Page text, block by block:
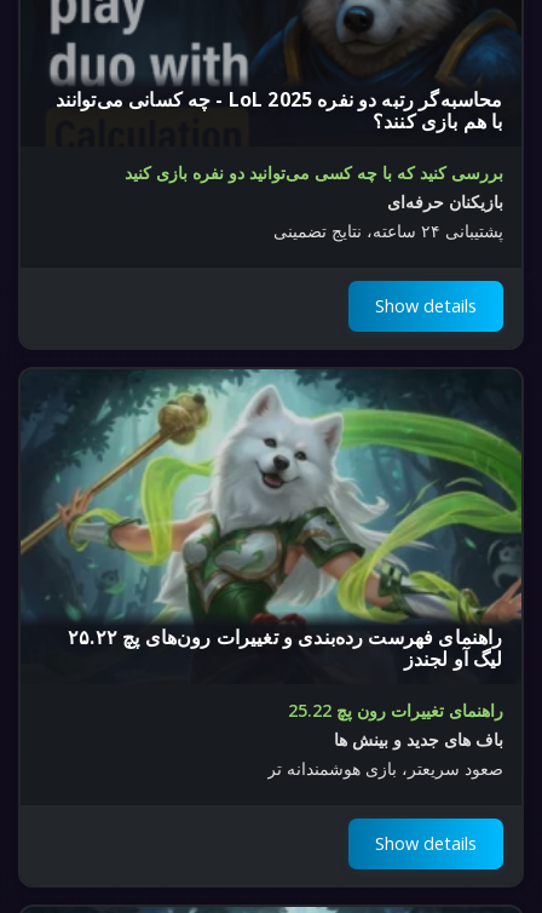
محاسبه‌گر رتبه دو نفره LoL 2025 - چه کسانی می‌توانند
با هم بازی کنند؟
بررسی کنید که با چه کسی می‌توانید دو نفره بازی کنید
بازیکنان حرفه‌ای
پشتیبانی ۲۴ ساعته، نتایج تضمینی
Show details
راهنمای فهرست رده‌بندی و تغییرات رون‌های پچ ۲۵.۲۲
لیگ آو لجندز
راهنمای تغییرات رون پچ 25.22
باف های جدید و بینش ها
صعود سریعتر، بازی هوشمندانه تر
Show details